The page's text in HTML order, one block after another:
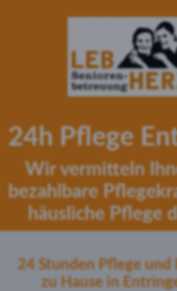
24h Pflege
Wir vermitteln
bezahlbare
häusliche Pflege
24 Stunden Pflege und
zu Hause in